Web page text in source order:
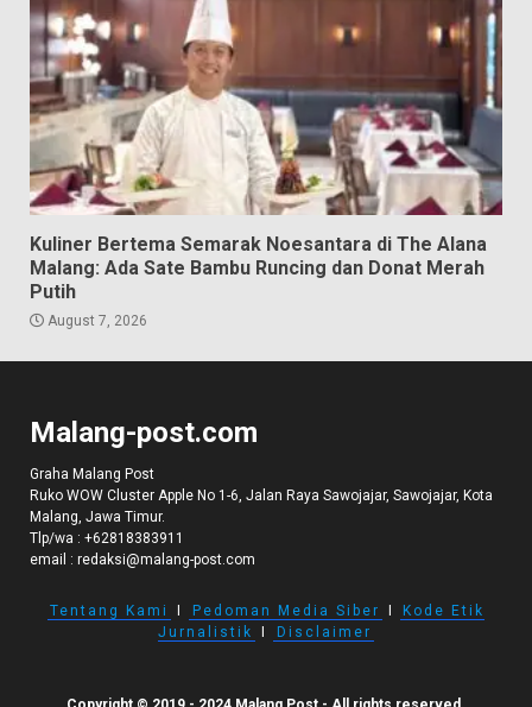
Kuliner Bertema Semarak Noesantara di The Alana
Malang: Ada Sate Bambu Runcing dan Donat Merah
Putih
August 7, 2026
Malang-post.com
Graha Malang Post
Ruko WOW Cluster Apple No 1-6, Jalan Raya Sawojajar, Sawojajar, Kota
Malang, Jawa Timur.
Tlp/wa : +62818383911
email : redaksi@malang-post.com
Tentang Kami Pedoman Media Siber
Kode Etik
Jurnalistik
Disclaimer